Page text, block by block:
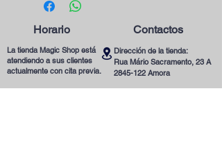
Horario
La tienda Magic Shop está
atendiendo a sus clientes
actualmente con cita previa.
Contactos
Dirección de la tienda:
Rua Mário Sacramento, 23 A
2845-122 Amora